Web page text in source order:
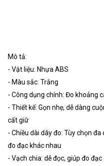
Mô tả:
- Vật liệu: Nhựa ABS
- Màu sắc: Trắng
- Công dụng chính: Đo khoảng
- Thiết kế: Gọn nhẹ, dễ dàng
cất giữ
- Chiều dài dây đo: Tùy chọn
đo đạc khác nhau
- Vạch chia: dễ đọc, giúp đo